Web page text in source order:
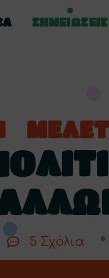
ΣΗΜΕΙΩΣΕΙΣ
5 Σχόλια